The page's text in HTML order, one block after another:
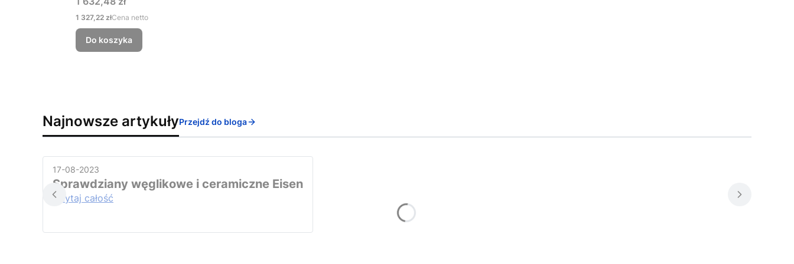
Cena
1 327,22 złCena netto
Do koszyka
Najnowsze artykułyPrzejdź do bloga
17-08-2023
Sprawdziany węglikowe i ceramiczne Eisen
Czytaj całość